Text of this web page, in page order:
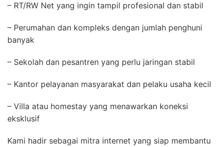
– RT/RW Net yang ingin tampil profesional dan stabil
– Perumahan dan kompleks dengan jumlah penghuni
banyak
– Sekolah dan pesantren yang perlu jaringan stabil
– Kantor pelayanan masyarakat dan pelaku usaha kecil
– Villa atau homestay yang menawarkan koneksi
eksklusif
Kami hadir sebagai mitra internet yang siap membantu